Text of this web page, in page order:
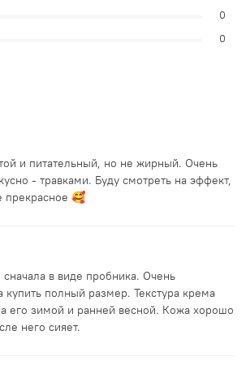
и питательный, но не жирный. Очень
- травками. Буду смотреть на эффект,
прекрасное 🥰
в виде пробника. Очень
купить полный размер. Текстура крема
его зимой и ранней весной. Кожа хорошо
него сияет.
0
0